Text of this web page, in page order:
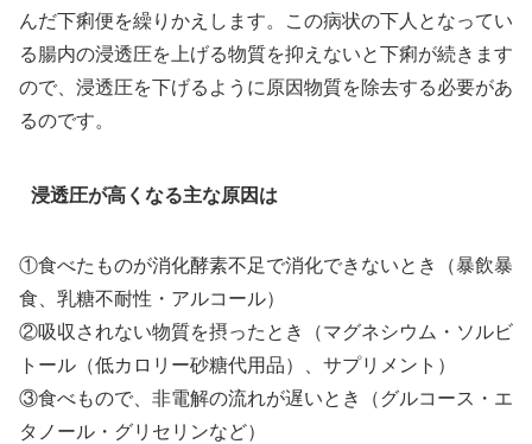
んだ下痢便を繰りかえします。この病状の下人となってい
る腸内の浸透圧を上げる物質を抑えないと下痢が続きます
ので、浸透圧を下げるように原因物質を除去する必要があ
るのです。
浸透圧が高くなる主な原因は
①食べたものが消化酵素不足で消化できないとき（暴飲暴
食、乳糖不耐性・アルコール）
②吸収されない物質を摂ったとき（マグネシウム・ソルビ
トール（低カロリー砂糖代用品）、サプリメント）
③食べもので、非電解の流れが遅いとき（グルコース・エ
タノール・グリセリンなど）